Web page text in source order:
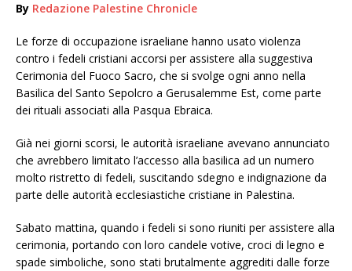
By Redazione Palestine Chronicle
Le forze di occupazione israeliane hanno usato violenza
contro i fedeli cristiani accorsi per assistere alla suggestiva
Cerimonia del Fuoco Sacro, che si svolge ogni anno nella
Basilica del Santo Sepolcro a Gerusalemme Est, come parte
dei rituali associati alla Pasqua Ebraica.
Già nei giorni scorsi, le autorità israeliane avevano annunciato
che avrebbero limitato l’accesso alla basilica ad un numero
molto ristretto di fedeli, suscitando sdegno e indignazione da
parte delle autorità ecclesiastiche cristiane in Palestina.
Sabato mattina, quando i fedeli si sono riuniti per assistere alla
cerimonia, portando con loro candele votive, croci di legno e
spade simboliche, sono stati brutalmente aggrediti dalle forze